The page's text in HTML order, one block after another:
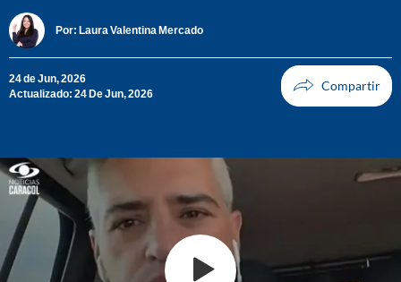
Por: Laura Valentina Mercado
24 de Jun, 2026
Actualizado: 24 De Jun, 2026